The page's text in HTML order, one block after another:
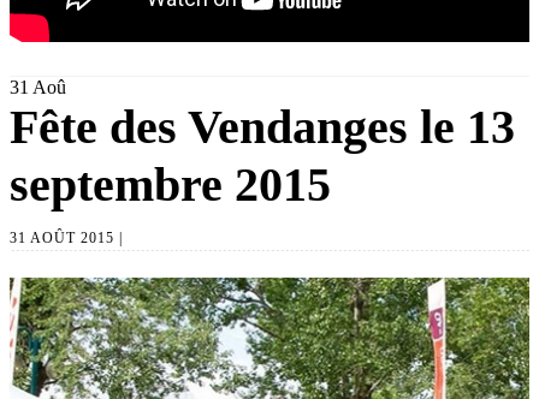
31 Aoû
Fête des Vendanges le 13
septembre 2015
31 AOÛT 2015 |